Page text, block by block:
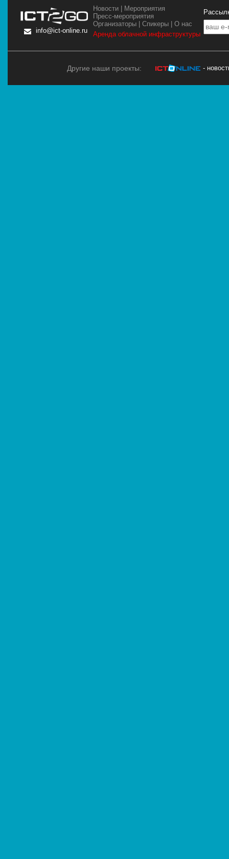
info@ict-online.ru
Новости | Мероприятия
Пресс-мероприятия
Организаторы |Спикеры |О нас
Аренда облачной инфраструктуры
Другие наши проекты: -